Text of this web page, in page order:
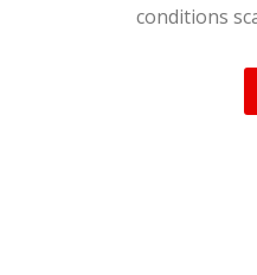
conditions